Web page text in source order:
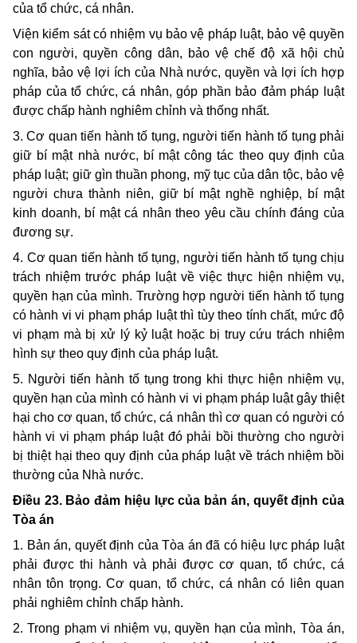
của tổ chức, cá nhân.
Viện kiểm sát có nhiệm vụ bảo vệ pháp luật, bảo vệ quyền
con người, quyền công dân, bảo vệ chế độ xã hội chủ
nghĩa, bảo vệ lợi ích của Nhà nước, quyền và lợi ích hợp
pháp của tổ chức, cá nhân, góp phần bảo đảm pháp luật
được chấp hành nghiêm chỉnh và thống nhất.
3. Cơ quan tiến hành tố tụng, người tiến hành tố tụng phải
giữ bí mật nhà nước, bí mật công tác theo quy định của
pháp luật; giữ gìn thuần phong, mỹ tục của dân tộc, bảo vệ
người chưa thành niên, giữ bí mật nghề nghiệp, bí mật
kinh doanh, bí mật cá nhân theo yêu cầu chính đáng của
đương sự.
4. Cơ quan tiến hành tố tụng, người tiến hành tố tụng chịu
trách nhiệm trước pháp luật về việc thực hiện nhiệm vụ,
quyền hạn của mình. Trường hợp người tiến hành tố tụng
có hành vi vi phạm pháp luật thì tùy theo tính chất, mức độ
vi phạm mà bị xử lý kỷ luật hoặc bị truy cứu trách nhiệm
hình sự theo quy định của pháp luật.
5. Người tiến hành tố tụng trong khi thực hiện nhiệm vụ,
quyền hạn của mình có hành vi vi phạm pháp luật gây thiệt
hại cho cơ quan, tổ chức, cá nhân thì cơ quan có người có
hành vi vi phạm pháp luật đó phải bồi thường cho người
bị thiệt hại theo quy định của pháp luật về trách nhiệm bồi
thường của Nhà nước.
Điều 23. Bảo đảm hiệu lực của bản án, quyết định của
Tòa án
1. Bản án, quyết định của Tòa án đã có hiệu lực pháp luật
phải được thi hành và phải được cơ quan, tổ chức, cá
nhân tôn trọng. Cơ quan, tổ chức, cá nhân có liên quan
phải nghiêm chỉnh chấp hành.
2. Trong phạm vi nhiệm vụ, quyền hạn của mình, Tòa án,